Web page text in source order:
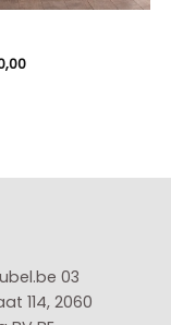
Prijsklasse:
€1.400,00
03
114, 2060